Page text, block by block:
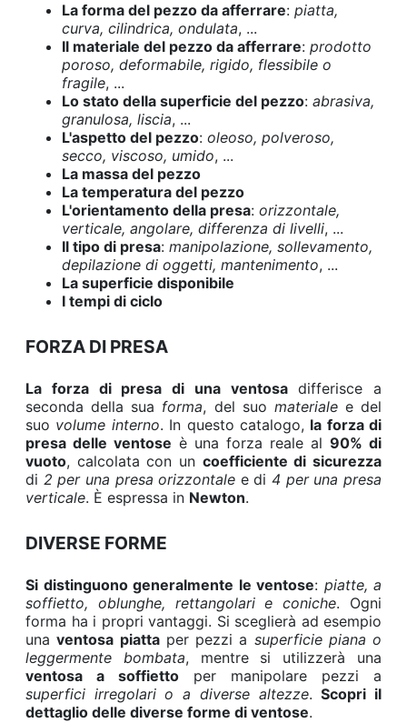
La forma del pezzo da afferrare: piatta,
curva, cilindrica, ondulata, ...
Il materiale del pezzo da afferrare: prodotto
poroso, deformabile, rigido, flessibile o
fragile, ...
Lo stato della superficie del pezzo: abrasiva,
granulosa, liscia, ...
L'aspetto del pezzo: oleoso, polveroso,
secco, viscoso, umido, ...
La massa del pezzo
La temperatura del pezzo
L'orientamento della presa: orizzontale,
verticale, angolare, differenza di livelli, ...
Il tipo di presa: manipolazione, sollevamento,
depilazione di oggetti, mantenimento, ...
La superficie disponibile
I tempi di ciclo
FORZA DI PRESA
La forza di presa di una ventosadifferisce a
seconda della sua forma, del suo materialee del
suo volume interno. In questo catalogo, la forza di
presa delle ventose è una forza reale al 90% di
vuoto, calcolata con un coefficiente di sicurezza
di 2 per una presa orizzontale e di4 per una presa
verticale. È espressa in Newton.
DIVERSE FORME
Si distinguono generalmente le ventose: piatte, a
soffietto, oblunghe, rettangolari e coniche. Ogni
forma ha i propri vantaggi. Si sceglierà ad esempio
unaventosa piattaper pezzi a superficie piana o
leggermente bombata, mentre si utilizzerà una
ventosa a soffietto per manipolare pezzi a
superfici irregolari o a diverse altezze.Scopri il
dettaglio delle diverse forme di ventose.